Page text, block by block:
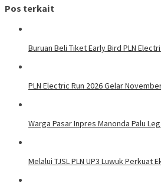
Pos terkait
Buruan Beli Tiket Early Bird PLN
PLN Electric Run 2026 Gelar
Warga Pasar Inpres Manonda Palu
Melalui TJSL PLN UP3 Luwuk Perkuat